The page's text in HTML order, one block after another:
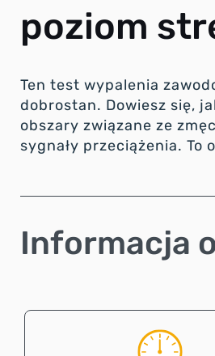
poziom
Ten test wypalenia
dobrostan. Dowiesz się,
obszary związane ze
sygnały przeciążenia.
Informacja